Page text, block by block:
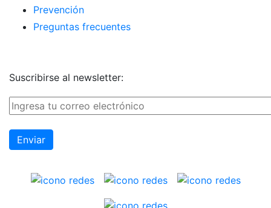
Prevención
Preguntas frecuentes
Suscribirse al newsletter: